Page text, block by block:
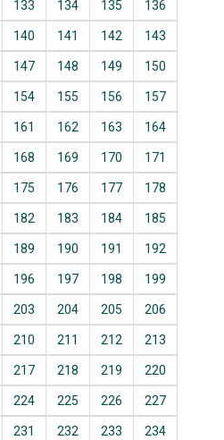
133 134 135 136
140 141 142 143
147 148 149 150
154 155 156 157
161 162 163 164
168 169 170 171
175 176 177 178
182 183 184 185
189 190 191 192
196 197 198 199
203 204 205 206
210 211 212 213
217 218 219 220
224 225 226 227
231 232 233 234